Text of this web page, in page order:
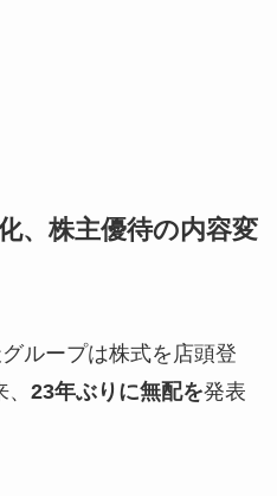
、株主優待の内容変
ループは株式を店頭登
23年ぶりに無配を発表